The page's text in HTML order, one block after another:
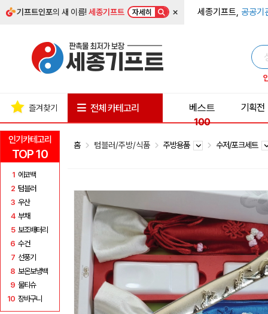
기프트인포의 새 이름!세종기프트 자세히 × 세종기프트, 공공기
인기카테고리
TOP 10
1 에코백
2 텀블러
3 우산
4 부채
5 보조배터리
6 수건
7 선풍기
8 보온보냉백
9 물티슈
10 장바구니
즐겨찾기 전체 카테고리
베스트
100
기획전
홈 텀블러/주방/식품 주방용품 수저/포크세트